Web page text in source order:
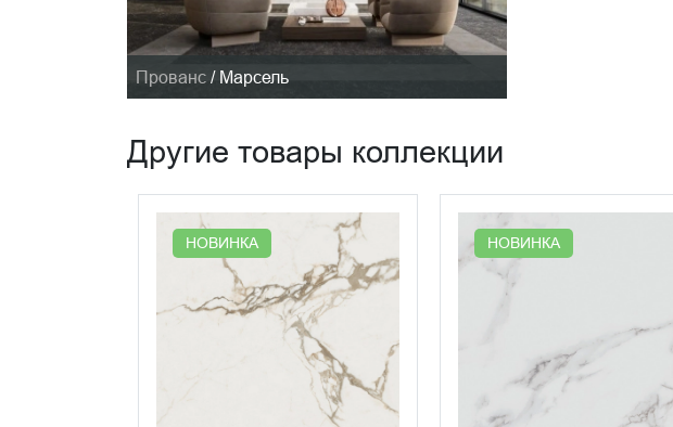
Прованс / Марсель
Другие товары коллекции
НОВИНКА НОВИНКА